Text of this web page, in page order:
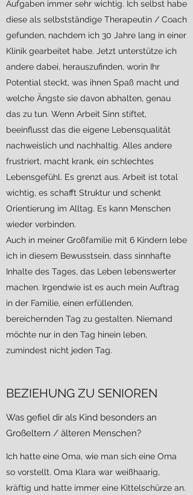
Aufgaben immer sehr wichtig. Ich selbst habe
diese als selbstständige Therapeutin / Coach
gefunden, nachdem ich 30 Jahre lang in einer
Klinik gearbeitet habe. Jetzt unterstütze ich
andere dabei, herauszufinden, worin Ihr
Potential steckt, was ihnen Spaß macht und
welche Ängste sie davon abhalten, genau
das zu tun. Wenn Arbeit Sinn stiftet,
beeinflusst das die eigene Lebensqualität
nachweislich und nachhaltig. Alles andere
frustriert, macht krank, ein schlechtes
Lebensgefühl. Es grenzt aus. Arbeit ist total
wichtig, es schafft Struktur und schenkt
Orientierung im Alltag. Es kann Menschen
wieder verbinden.
Auch in meiner Großfamilie mit 6 Kindern lebe
ich in diesem Bewusstsein, dass sinnhafte
Inhalte des Tages, das Leben lebenswerter
machen. Irgendwie ist es auch mein Auftrag
in der Familie, einen erfüllenden,
bereichernden Tag zu gestalten. Niemand
möchte nur in den Tag hinein leben,
zumindest nicht jeden Tag.
BEZIEHUNG ZU SENIOREN
Was gefiel dir als Kind besonders an
Großeltern / älteren Menschen?
Ich hatte eine Oma, wie man sich eine Oma
so vorstellt. Oma Klara war weißhaarig,
kräftig und hatte immer eine Kittelschürze an.